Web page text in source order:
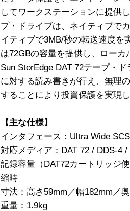
してワークステーションに提供
プ・ドライブは、ネイティブで
イティブで3MB/秒の転送速度を
は72GBの容量を提供し、ロー
Sun StorEdge DAT 72テープ・
に対する読み書きが行え、無理
することにより投資保護を実現
【主な仕様】
インタフェース：Ultra Wide
対応メディア：DAT 72 / DDS-4 /
記録容量（DAT72カートリッジ
縮時
寸法：高さ59mm／幅182mm／
重量：1.9kg